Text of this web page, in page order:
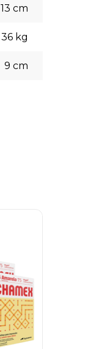
13 cm
36 kg
9 cm